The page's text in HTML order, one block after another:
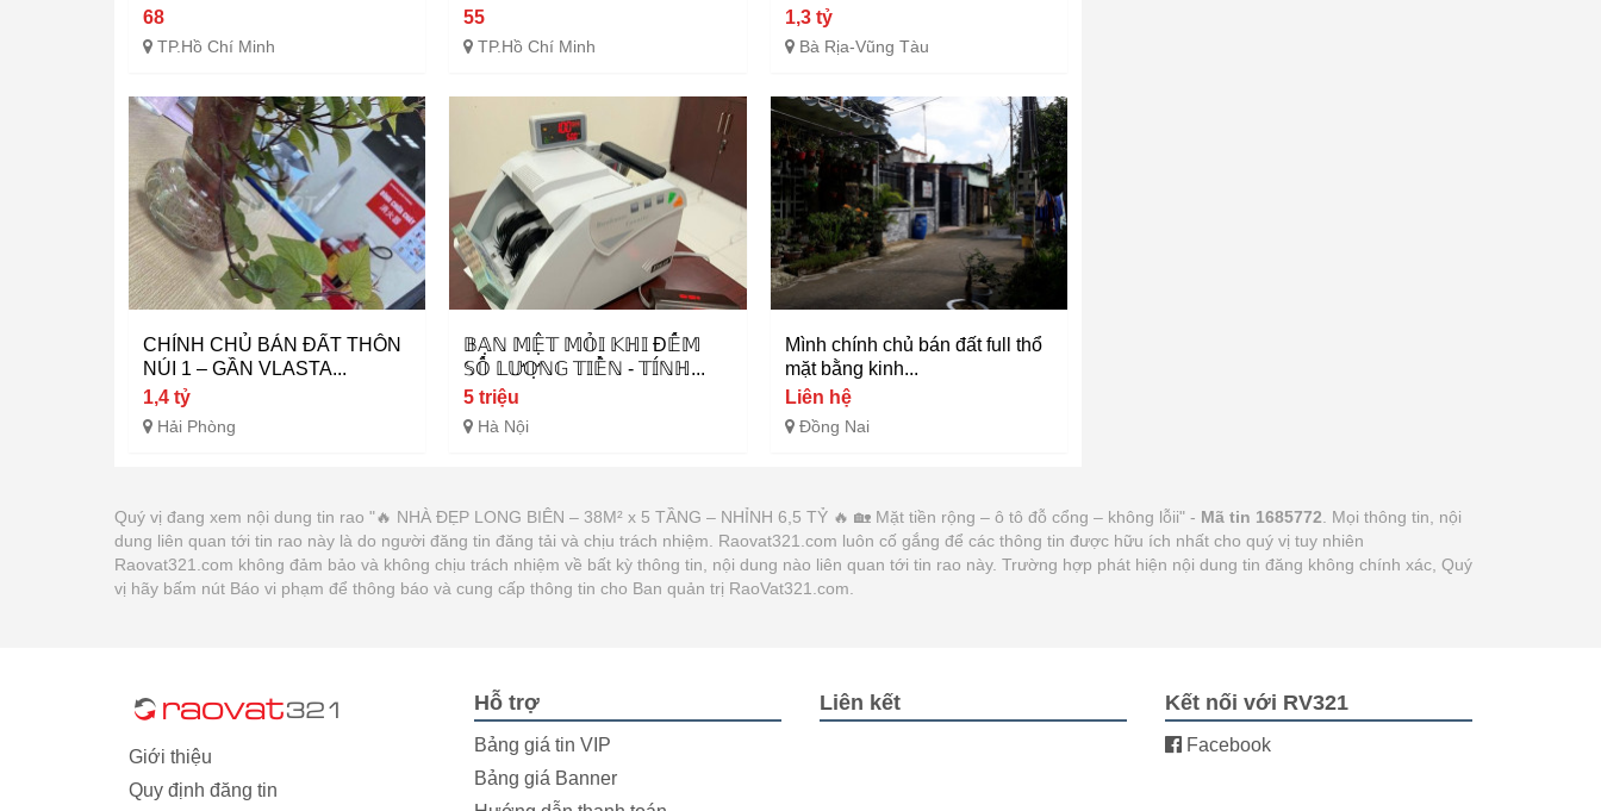
68
TP.Hồ Chí Minh
55
TP.Hồ Chí Minh
1,3 tỷ
Bà Rịa-Vũng Tàu
CHÍNH CHỦ BÁN ĐẤT THÔN
NÚI 1 – GẦN VLASTA...
1,4 tỷ
Hải Phòng
𝔹𝔸̣ℕ 𝕄𝔼̣̂𝕋 𝕄𝕆̉𝕀 𝕂ℍ𝕀 Đ𝔼̂́𝕄
𝕊𝕆̂́ 𝕃𝕌̛𝕆̛̣ℕ𝔾 𝕋𝕀𝔼̂̀ℕ - 𝕋𝕀́ℕℍ...
5 triệu
Hà Nội
Mình chính chủ bán đất full thổ
mặt bằng kinh...
Liên hệ
Đồng Nai
Quý vị đang xem nội dung tin rao "🔥 NHÀ ĐẸP LONG BIÊN – 38M² x 5 TẦNG – NHỈNH 6,5 TỶ 🔥 🏡 Mặt tiền rộng – ô tô đỗ cổng – không lỗii" - Mã tin 1685772 . Mọi thông tin, nội
dung liên quan tới tin rao này là do người đăng tin đăng tải và chịu trách nhiệm. Raovat321.com luôn cố gắng để các thông tin được hữu ích nhất cho quý vị tuy nhiên
Raovat321.com không đảm bảo và không chịu trách nhiệm về bất kỳ thông tin, nội dung nào liên quan tới tin rao này. Trường hợp phát hiện nội dung tin đăng không chính xác, Quý
vị hãy bấm nút Báo vi phạm để thông báo và cung cấp thông tin cho Ban quản trị RaoVat321.com.
Giới thiệu
Quy định đăng tin
Hỗ trợ
Bảng giá tin VIP
Bảng giá Banner
Liên kết Kết nối với RV321
Facebook